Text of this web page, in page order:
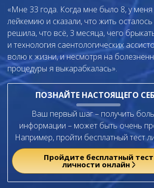
«Мне 33 года. Когда мне было 8, у
лейкемию и сказали, что жить
решила, что всё, 3 месяца, чего
и технология саентологических
волю к жизни, и несмотря на
процедуры я выкарабкалась».
ПОЗНАЙТЕ НАСТОЯЩЕГО
Ваш первый шаг – получить
информации – может быть очень
Например, пройти бесплатный тест
Пройдите бесплатный тест
личности онлайн